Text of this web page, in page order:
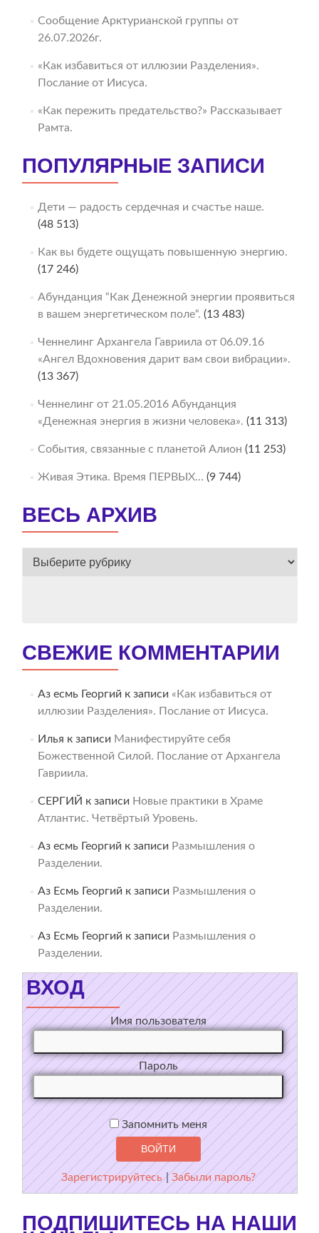
Сообщение Арктурианской группы от
26.07.2026г.
«Как избавиться от иллюзии Разделения».
Послание от Иисуса.
«Как пережить предательство?» Рассказывает
Рамта.
ПОПУЛЯРНЫЕ ЗАПИСИ
Дети — радость сердечная и счастье наше.
(48 513)
Как вы будете ощущать повышенную энергию.
(17 246)
Абунданция “Как Денежной энергии проявиться
в вашем энергетическом поле“. (13 483)
Ченнелинг Архангела Гавриила от 06.09.16
«Ангел Вдохновения дарит вам свои вибрации».
(13 367)
Ченнелинг от 21.05.2016 Абунданция
«Денежная энергия в жизни человека». (11 313)
События, связанные с планетой Алион (11 253)
Живая Этика. Время ПЕРВЫХ… (9 744)
ВЕСЬ АРХИВ
ВЕСЬ
СВЕЖИЕ КОММЕНТАРИИ
Аз есмь Георгий к записи «Как избавиться от
иллюзии Разделения». Послание от Иисуса.
Илья к записи Манифестируйте себя
Божественной Силой. Послание от Архангела
Гавриила.
СЕРГИЙ к записи Новые практики в Храме
Атлантис. Четвёртый Уровень.
Аз есмь Георгий к записи Размышления о
Разделении.
Аз Есмь Георгий к записи Размышления о
Разделении.
Аз Есмь Георгий к записи Размышления о
Разделении.
ВХОД
Имя пользователя
Пароль
Запомнить меня
Зарегистрируйтесь |Забыли пароль?
ПОДПИШИТЕСЬ НА НАШИ